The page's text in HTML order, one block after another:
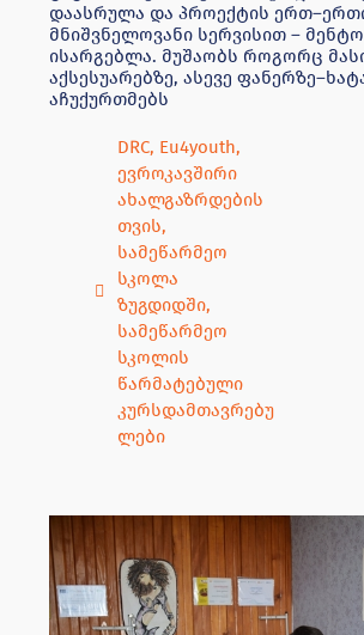
დაასრულა და პროექტის
მნიშვნელოვანი სერვისით –
ისარგებლა. მუშაობს როგორც
აქსესუარებზე, ასევე
აჩუქურთმებს
DRC, Eu4youth,
ევროკავშირი
ახალგაზრდების
თვის,
სამეწარმეო
სკოლა
ზუგდიდში,
სამეწარმეო
სკოლის
წარმატებული
კურსდამთავრებუ
ლები